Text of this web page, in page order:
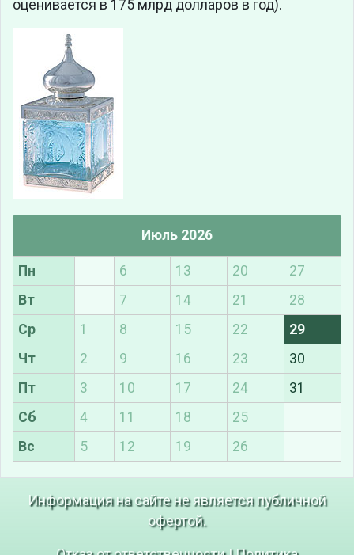
оценивается в 175 млрд долларов в год).
Июль 2026
Пн 6 13 20
27
Вт
7 14 21
28
Ср
1 8 15 22
29
Чт
2 9 16 23
30
Пт
3 10 17 24
31
Сб
4 11 18
25
Вс
5 12 19 26
Информация на сайте не является публичной
офертой.